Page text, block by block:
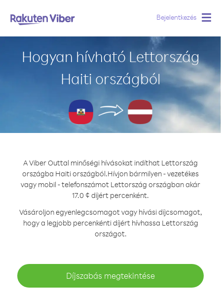
Bejelentkezés
Hogyan hívható Lettország
Haiti országból
A Viber Outtal minőségi hívásokat indíthat Lettország
országba Haiti országból.Hívjon bármilyen - vezetékes
vagy mobil - telefonszámot Lettország országban akár
17.0 ¢ díjért percenként.
Vásároljon egyenlegcsomagot vagy hívási díjcsomagot,
hogy a legjobb percenkénti díjért hívhassa Lettország
országot.
Díjszabás megtekintése